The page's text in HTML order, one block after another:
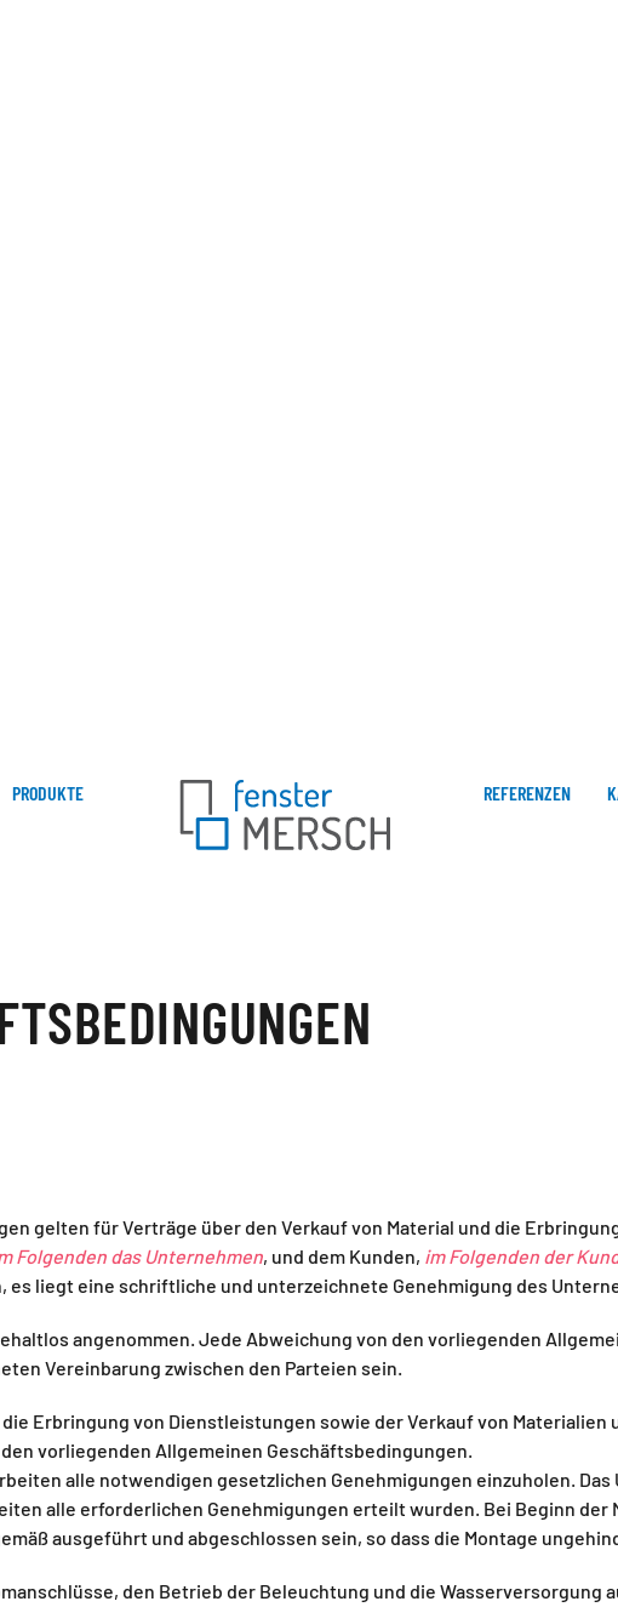
PRODUKTE REFERENZEN
gelten für Verträge über den Verkauf von Material und die
Folgenden das Unternehmen, und dem Kunden, im Folgenden der
es liegt eine schriftliche und unterzeichnete Genehmigung des
angenommen. Jede Abweichung von den vorliegenden
Vereinbarung zwischen den Parteien sein.
Erbringung von Dienstleistungen sowie der Verkauf von Materialien
vorliegenden Allgemeinen Geschäftsbedingungen.
alle notwendigen gesetzlichen Genehmigungen einzuholen. Das
alle erforderlichen Genehmigungen erteilt wurden. Bei Beginn
ausgeführt und abgeschlossen sein, so dass die Montage
den Betrieb der Beleuchtung und die Wasserversorgung